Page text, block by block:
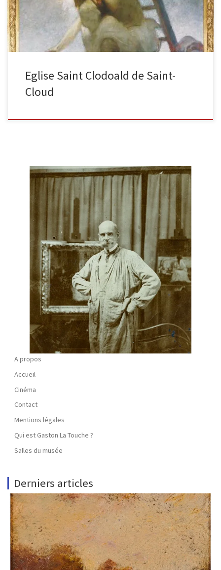
Eglise Saint Clodoald de Saint-
Cloud
A propos
Accueil
Cinéma
Contact
Mentions légales
Qui est Gaston La Touche ?
Salles du musée
Derniers articles